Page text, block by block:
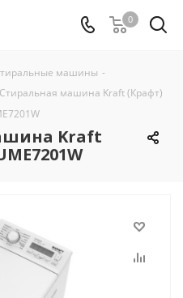
0
машины -
Стиральная машина Kraft (Крафт)
Kraft